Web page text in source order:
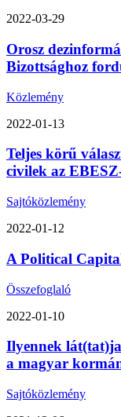
2022-03-29
Orosz
Bizottsághoz
Közlemény
2022-01-13
Teljes körű
civilek az
Sajtóközlemény
2022-01-12
A Political
Összefoglaló
2022-01-10
Ilyennek
a magyar
Sajtóközlemény